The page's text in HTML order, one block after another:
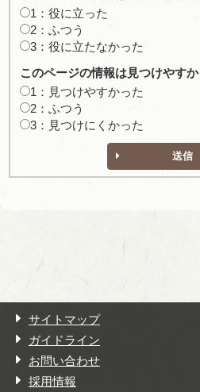
1：役に立った
2：ふつう
3：役に立たなかった
このページの情報は見つけやす
1：見つけやすかった
2：ふつう
3：見つけにくかった
送信
サイトマップ
ガイドライン
お問い合わせ
採用情報